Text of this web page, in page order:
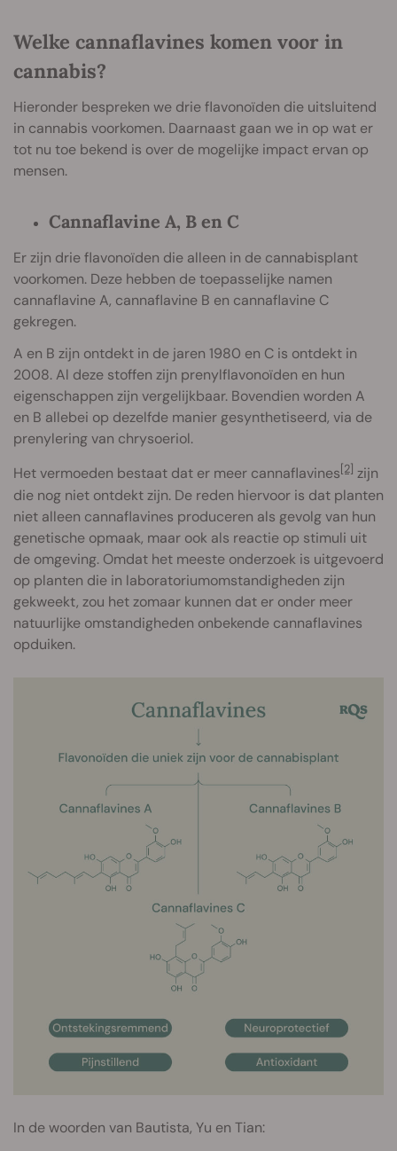
Welke cannaflavines komen voor in
cannabis?
Hieronder bespreken we drie flavonoïden die uitsluitend
in cannabis voorkomen. Daarnaast gaan we in op wat er
tot nu toe bekend is over de mogelijke impact ervan op
mensen.
Cannaflavine A, B en C
Er zijn drie flavonoïden die alleen in de cannabisplant
voorkomen. Deze hebben de toepasselijke namen
cannaflavine A, cannaflavine B en cannaflavine C
gekregen.
A en B zijn ontdekt in de jaren 1980 en C is ontdekt in
2008. Al deze stoffen zijn prenylflavonoïden en hun
eigenschappen zijn vergelijkbaar. Bovendien worden A
en B allebei op dezelfde manier gesynthetiseerd, via de
prenylering van chrysoeriol.
Het vermoeden bestaat dat er meer cannaflavines[2] zijn
die nog niet ontdekt zijn. De reden hiervoor is dat planten
niet alleen cannaflavines produceren als gevolg van hun
genetische opmaak, maar ook als reactie op stimuli uit
de omgeving. Omdat het meeste onderzoek is uitgevoerd
op planten die in laboratoriumomstandigheden zijn
gekweekt, zou het zomaar kunnen dat er onder meer
natuurlijke omstandigheden onbekende cannaflavines
opduiken.
In de woorden van Bautista, Yu en Tian: